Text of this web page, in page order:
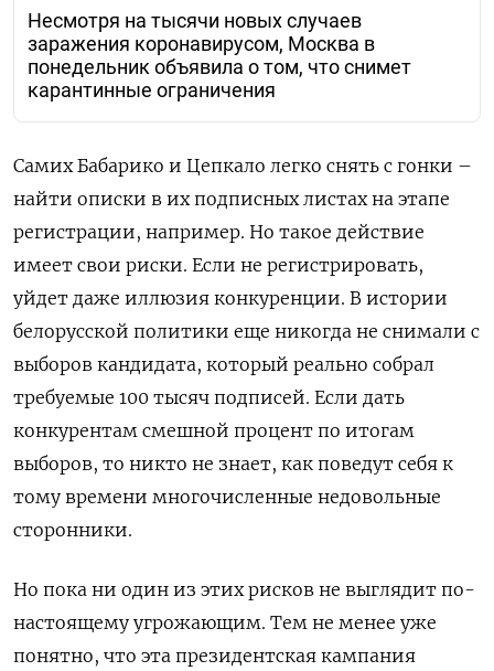
Несмотря на тысячи новых случаев
заражения коронавирусом, Москва в
понедельник объявила о том, что снимет
карантинные ограничения
Самих Бабарико и Цепкало легко снять с гонки –
найти описки в их подписных листах на этапе
регистрации, например. Но такое действие
имеет свои риски. Если не регистрировать,
уйдет даже иллюзия конкуренции. В истории
белорусской политики еще никогда не снимали с
выборов кандидата, который реально собрал
требуемые 100 тысяч подписей. Если дать
конкурентам смешной процент по итогам
выборов, то никто не знает, как поведут себя к
тому времени многочисленные недовольные
сторонники.
Но пока ни один из этих рисков не выглядит по-
настоящему угрожающим. Тем не менее уже
понятно, что эта президентская кампания